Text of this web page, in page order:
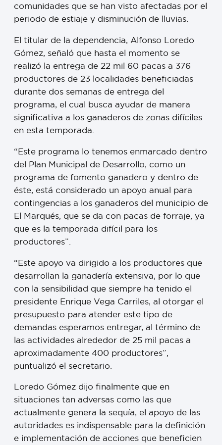
comunidades que se han visto afectadas por el
periodo de estiaje y disminución de lluvias.
El titular de la dependencia, Alfonso Loredo
Gómez, señaló que hasta el momento se
realizó la entrega de 22 mil 60 pacas a 376
productores de 23 localidades beneficiadas
durante dos semanas de entrega del
programa, el cual busca ayudar de manera
significativa a los ganaderos de zonas difíciles
en esta temporada.
“Este programa lo tenemos enmarcado dentro
del Plan Municipal de Desarrollo, como un
programa de fomento ganadero y dentro de
éste, está considerado un apoyo anual para
contingencias a los ganaderos del municipio de
El Marqués, que se da con pacas de forraje, ya
que es la temporada difícil para los
productores”.
“Este apoyo va dirigido a los productores que
desarrollan la ganadería extensiva, por lo que
con la sensibilidad que siempre ha tenido el
presidente Enrique Vega Carriles, al otorgar el
presupuesto para atender este tipo de
demandas esperamos entregar, al término de
las actividades alrededor de 25 mil pacas a
aproximadamente 400 productores”,
puntualizó el secretario.
Loredo Gómez dijo finalmente que en
situaciones tan adversas como las que
actualmente genera la sequía, el apoyo de las
autoridades es indispensable para la definición
e implementación de acciones que beneficien